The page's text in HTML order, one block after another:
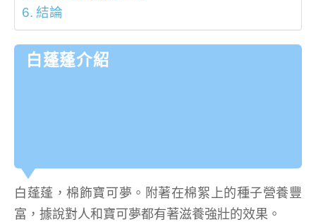
結論
白蓬蓬介紹
白蓬蓬，棉飾寶可夢。附著在棉絮上的種子營養豐
富，據說對人和寶可夢都有著滋養強壯的效果。